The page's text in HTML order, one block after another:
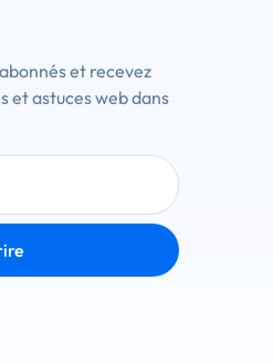
et recevez
et astuces web dans